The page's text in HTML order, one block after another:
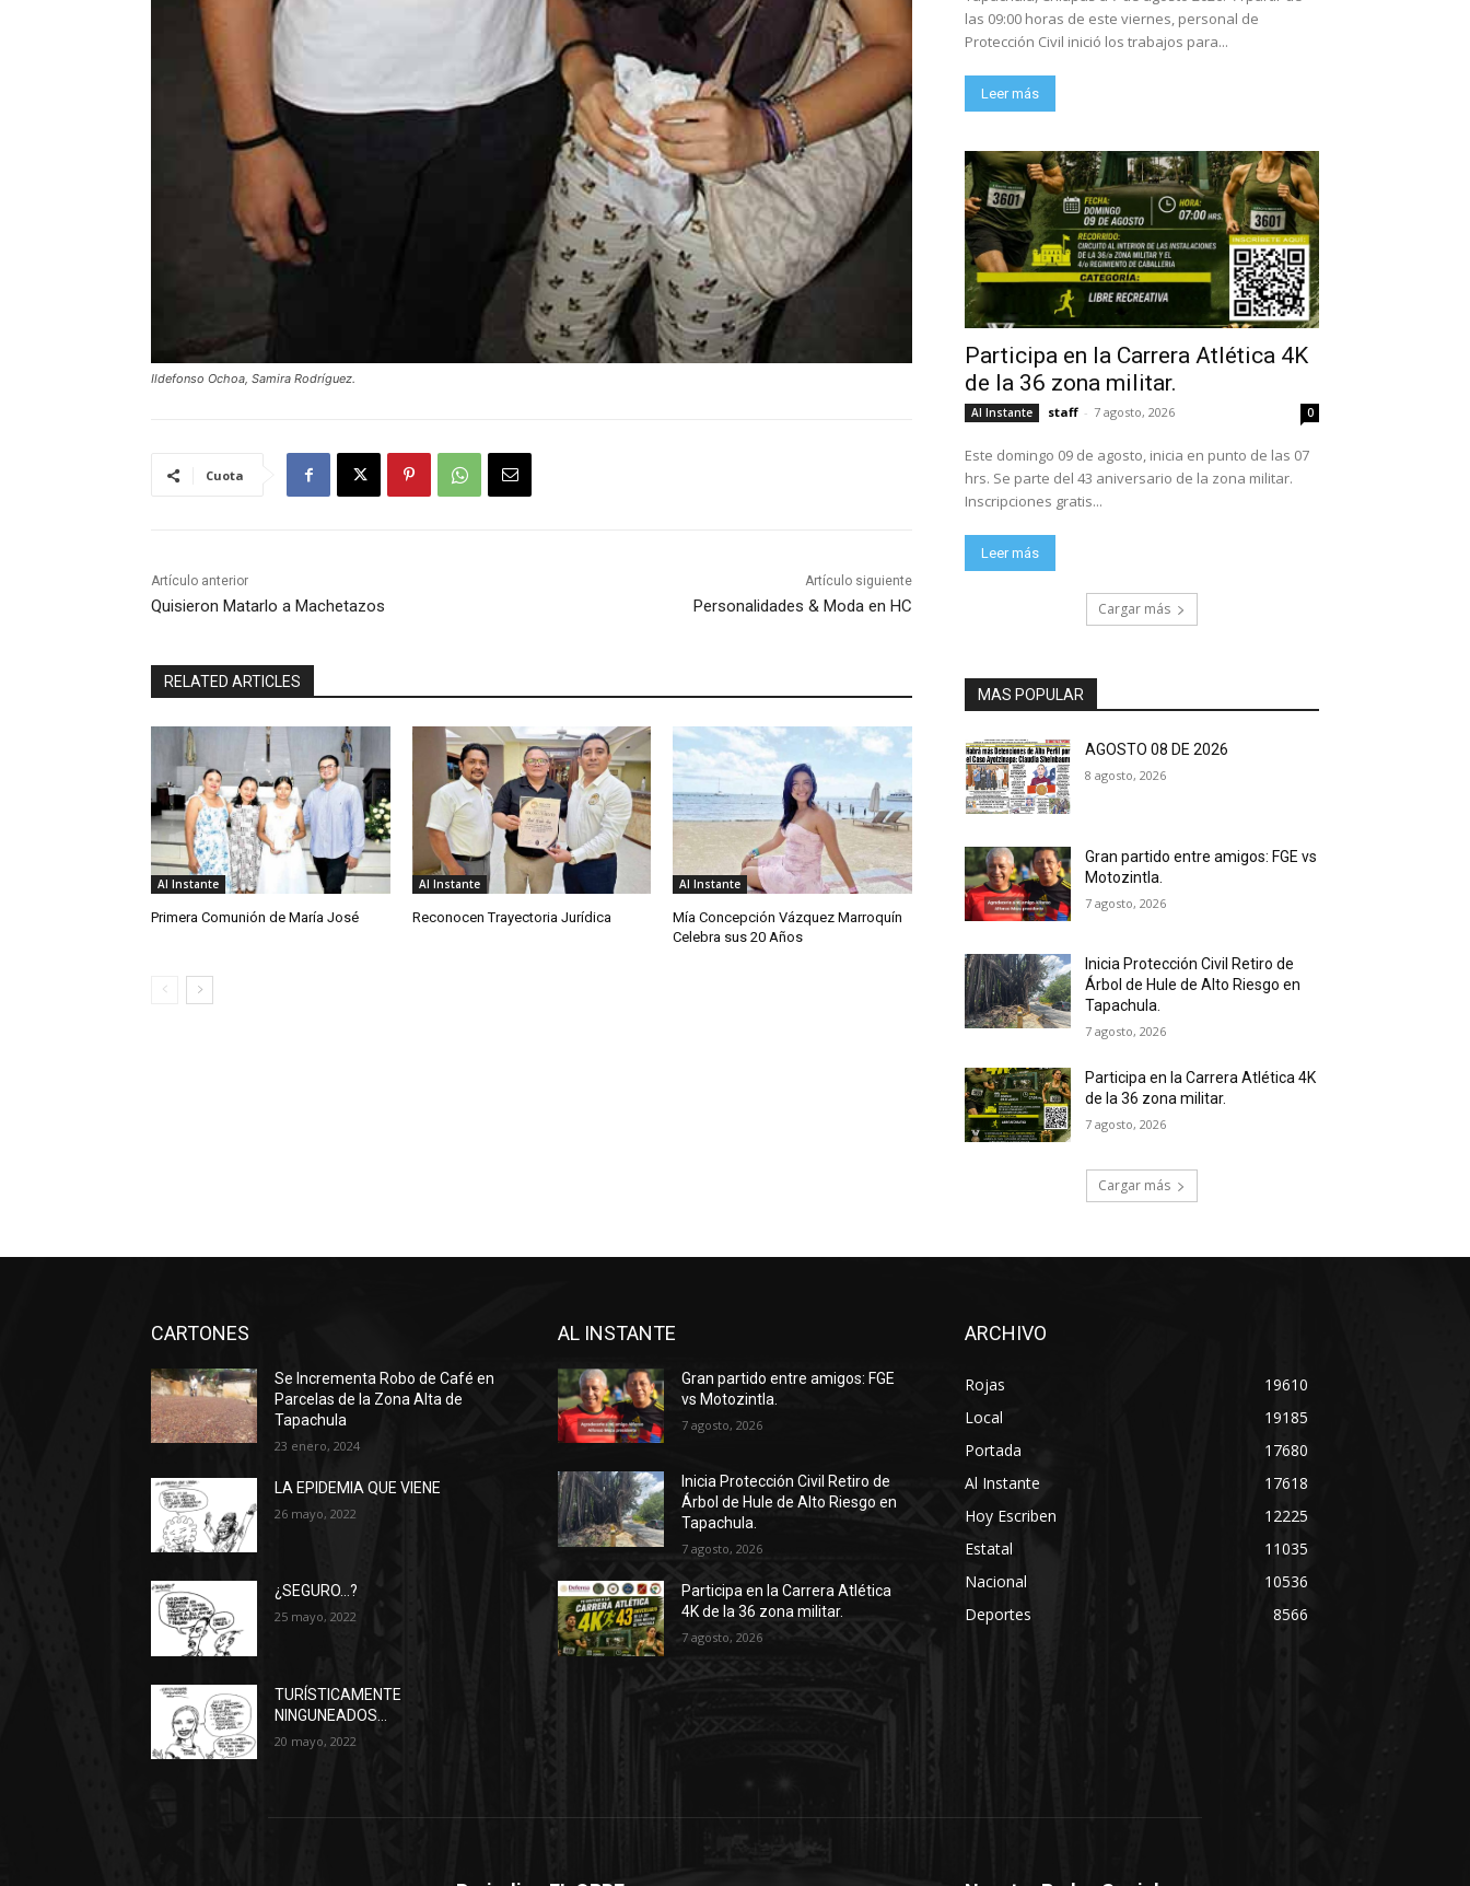
Ildefonso Ochoa, Samira Rodríguez.
Cuota
Artículo anterior
Quisieron Matarlo a Machetazos
Artículo siguiente
Personalidades & Moda en HC
RELATED ARTICLES
Al Instante
Primera Comunión de María José
Al Instante
Reconocen Trayectoria Jurídica
Al Instante
Mía Concepción Vázquez Marroquín
Celebra sus 20 Años
las 09:00 horas de este viernes, personal de
Protección Civil inició los trabajos para...
Leer más
Participa en la Carrera Atlética 4K
de la 36 zona militar.
Al Instante staff - 7 agosto, 2026 0
Este domingo 09 de agosto, inicia en punto de las 07
hrs. Se parte del 43 aniversario de la zona militar.
Inscripciones gratis...
Leer más
Cargar más
MAS POPULAR
AGOSTO 08 DE 2026
8 agosto, 2026
Gran partido entre amigos: FGE vs
Motozintla.
7 agosto, 2026
Inicia Protección Civil Retiro de
Árbol de Hule de Alto Riesgo en
Tapachula.
7 agosto, 2026
Participa en la Carrera Atlética 4K
de la 36 zona militar.
7 agosto, 2026
Cargar más
CARTONES
Se Incrementa Robo de Café en
Parcelas de la Zona Alta de
Tapachula
23 enero, 2024
LA EPIDEMIA QUE VIENE
26 mayo, 2022
¿SEGURO…?
25 mayo, 2022
TURÍSTICAMENTE
NINGUNEADOS…
20 mayo, 2022
AL INSTANTE
Gran partido entre amigos: FGE
vs Motozintla.
7 agosto, 2026
Inicia Protección Civil Retiro de
Árbol de Hule de Alto Riesgo en
Tapachula.
7 agosto, 2026
Participa en la Carrera Atlética
4K de la 36 zona militar.
7 agosto, 2026
ARCHIVO
Rojas
19610
Local
19185
Portada
17680
Al Instante
17618
Hoy Escriben
12225
Estatal
11035
Nacional
10536
Deportes
8566